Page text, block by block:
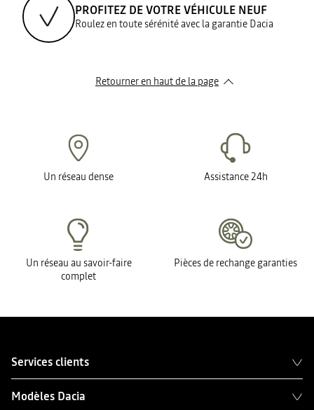
PROFITEZ DE VOTRE VÉHICULE NEUF
Roulez en toute sérénité avec la garantie Dacia
Retourner en haut de la page
Un réseau dense Assistance 24h
Un réseau au savoir-faire
complet
Pièces de rechange garanties
Services clients
Modèles Dacia